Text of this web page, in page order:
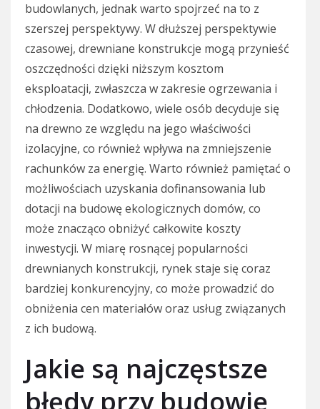
budowlanych, jednak warto spojrzeć na to z
szerszej perspektywy. W dłuższej perspektywie
czasowej, drewniane konstrukcje mogą przynieść
oszczędności dzięki niższym kosztom
eksploatacji, zwłaszcza w zakresie ogrzewania i
chłodzenia. Dodatkowo, wiele osób decyduje się
na drewno ze względu na jego właściwości
izolacyjne, co również wpływa na zmniejszenie
rachunków za energię. Warto również pamiętać o
możliwościach uzyskania dofinansowania lub
dotacji na budowę ekologicznych domów, co
może znacząco obniżyć całkowite koszty
inwestycji. W miarę rosnącej popularności
drewnianych konstrukcji, rynek staje się coraz
bardziej konkurencyjny, co może prowadzić do
obniżenia cen materiałów oraz usług związanych
z ich budową.
Jakie są najczęstsze
błędy przy budowie